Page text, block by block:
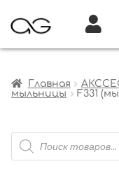
Главная
мыльницы
F331
Поиск
товаров